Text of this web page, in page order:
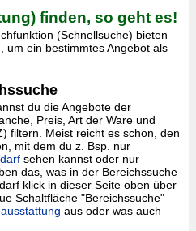
finden, so geht es!
(Schnellsuche) bieten
um ein bestimmtes Angebot als
du die Angebote der
Preis, Art der Ware und
filtern. Meist reicht es schon, den
mit dem du z. Bsp. nur
sehen kannst oder nur
das, was in der Bereichssuche
klick in dieser Seite oben über
Schaltfläche "Bereichssuche"
aus oder was auch